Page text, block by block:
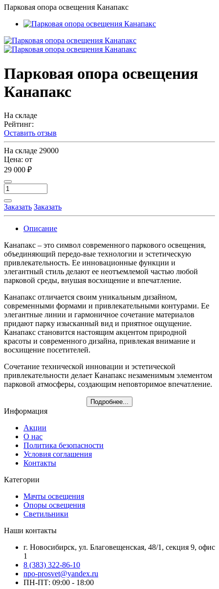
Парковая опора освещения Канапакс
Парковая опора освещения
Канапакс
На складе
Рейтинг:
Оставить отзыв
На складе 29000
Цена: от
29 000 ₽
Заказать Заказать
Описание
Канапакс – это символ современного паркового освещения,
объединяющий передо-вые технологии и эстетическую
привлекательность. Ее инновационные функции и
элегантный стиль делают ее неотъемлемой частью любой
парковой среды, внушая восхищение и впечатление.
Канапакс отличается своим уникальным дизайном,
современными формами и привлекательными контурами. Ее
элегантные линии и гармоничное сочетание материалов
придают парку изысканный вид и приятное ощущение.
Канапакс становится настоящим акцентом природной
красоты и современного дизайна, привлекая внимание и
восхищение посетителей.
Сочетание технической инновации и эстетической
привлекательности делает Канапакс незаменимым элементом
парковой атмосферы, создающим неповторимое впечатление.
Подробнее...
Информация
Акции
О нас
Политика безопасности
Условия соглашения
Контакты
Категории
Мачты освещения
Опоры освещения
Светильники
Наши контакты
г. Новосибирск, ул. Благовещенская, 48/1, секция 9, офис
1
8 (383) 322-86-10
npo-prosvet@yandex.ru
ПН-ПТ: 09:00 - 18:00